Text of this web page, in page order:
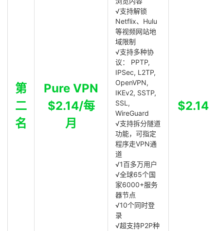
第
二
名
Pure VPN
$2.14/每
月
√支持解锁
Netflix、Hulu
等视频网站地
域限制
√支持多种协
议： PPTP,
IPSec, L2TP,
OpenVPN,
IKEv2, SSTP,
SSL,
WireGuard
√支持拆分隧道
功能，可指定
程序走VPN通
道
√1百多万用户
√全球65个国
家6000+服务
器节点
√10个同时登
录
√超支持P2P种
$2.14